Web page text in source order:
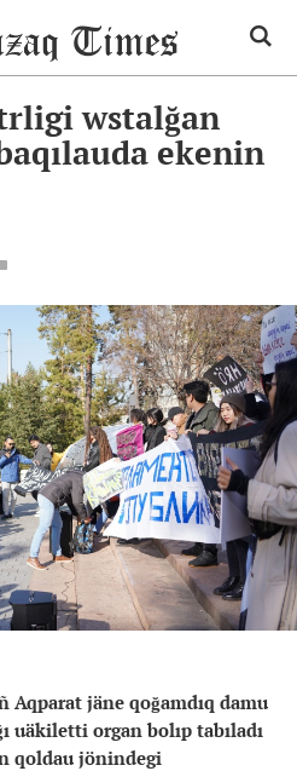
wstalğan
ekenin
Aqparat jäne qoğamdıq damu
uäkiletti organ bolıp tabıladı
qoldau jönindegi